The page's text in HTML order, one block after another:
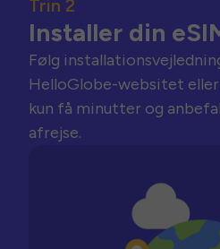
Trin 2
Installer din
Følg
HelloGlobe-websitet
kun få minutter og
afrejse.